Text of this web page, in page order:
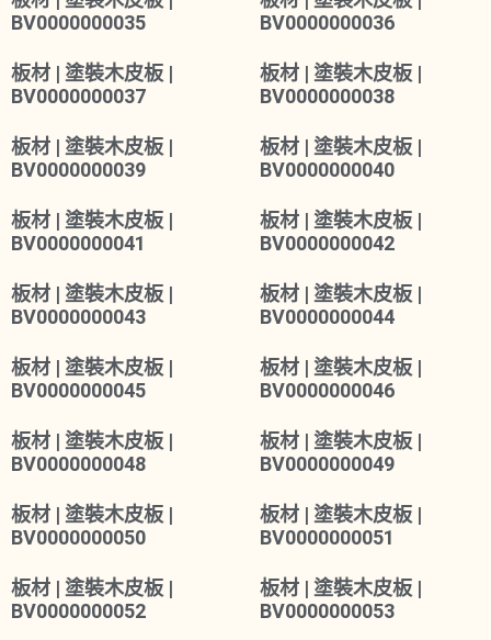
BV0000000035
BV0000000036
板材 | 塗裝木皮板 |
BV0000000037
板材 | 塗裝木皮板 |
BV0000000038
板材 | 塗裝木皮板 |
BV0000000039
板材 | 塗裝木皮板 |
BV0000000040
板材 | 塗裝木皮板 |
BV0000000041
板材 | 塗裝木皮板 |
BV0000000042
板材 | 塗裝木皮板 |
BV0000000043
板材 | 塗裝木皮板 |
BV0000000044
板材 | 塗裝木皮板 |
BV0000000045
板材 | 塗裝木皮板 |
BV0000000046
板材 | 塗裝木皮板 |
BV0000000048
板材 | 塗裝木皮板 |
BV0000000049
板材 | 塗裝木皮板 |
BV0000000050
板材 | 塗裝木皮板 |
BV0000000051
板材 | 塗裝木皮板 |
BV0000000052
板材 | 塗裝木皮板 |
BV0000000053